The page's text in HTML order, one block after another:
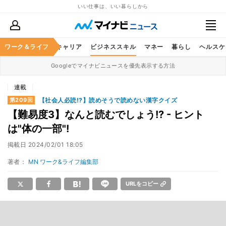
いい仕事は、いい暮らしから
ワーク＆ライフ キャリア ビジネススキル マネー 暮らし ヘルス
Googleでマイナビニュースを優先表示する方法
連載
第209回 【社会人必読!?】読めそうで読めない漢字クイズ
【難易度3】なんと読むでしょう!? - ヒント
は"体の一部"!
掲載日 2024/02/01 18:05
著者： MN ワーク&ライフ編集部
URLをコピー